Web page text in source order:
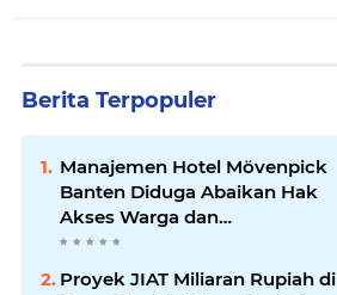
Berita Terpopuler
Manajemen Hotel Mövenpick
Banten Diduga Abaikan Hak
Akses Warga dan
Maladministrasi Perizinan
Proyek JIAT Miliaran Rupiah di